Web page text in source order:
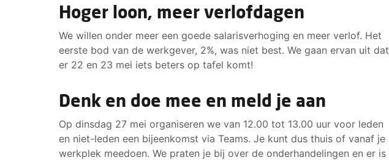
Hoger loon, meer verlofdagen
We willen onder meer een goede salarisverhoging en meer verlof. Het
eerste bod van de werkgever, 2%, was niet best. We gaan ervan uit dat
er 22 en 23 mei iets beters op tafel komt!
Denk en doe mee en meld je aan
Op dinsdag 27 mei organiseren we van 12.00 tot 13.00 uur voor leden
en niet-leden een bijeenkomst via Teams. Je kunt dus thuis of vanaf je
werkplek meedoen. We praten je bij over de onderhandelingen en er is